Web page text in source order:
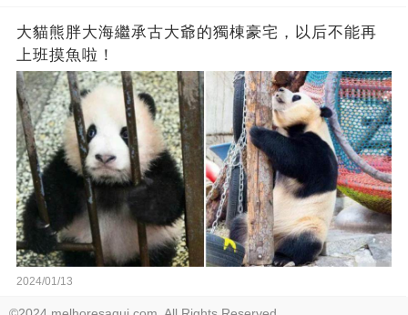
大貓熊胖大海繼承古大爺的獨棟豪宅，以后不能再
上班摸魚啦！
2024/01/13